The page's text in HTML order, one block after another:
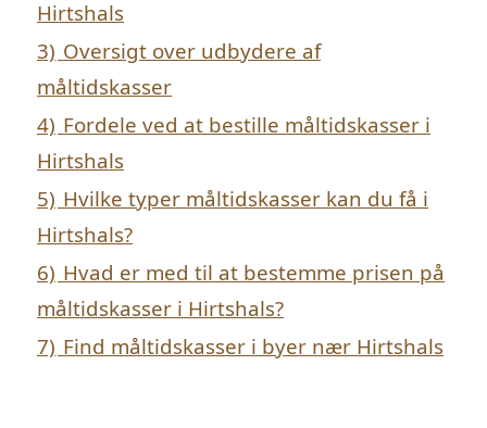
Hirtshals
3) Oversigt over udbydere af
måltidskasser
4) Fordele ved at bestille måltidskasser i
Hirtshals
5) Hvilke typer måltidskasser kan du få i
Hirtshals?
6) Hvad er med til at bestemme prisen på
måltidskasser i Hirtshals?
7) Find måltidskasser i byer nær Hirtshals